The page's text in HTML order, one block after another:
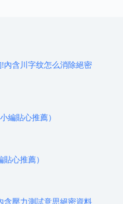
內含川字纹怎么消除絕密
編貼心推薦）
心推薦）
含壓力測試意思絕密資料